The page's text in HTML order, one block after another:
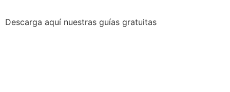
Descarga aquí nuestras guías gratuitas